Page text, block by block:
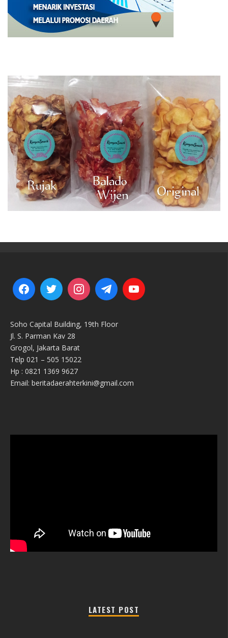
Soho Capital Building, 19th Floor
Jl. S. Parman Kav 28
Grogol, Jakarta Barat
Telp 021 – 505 15022
Hp : 0821 1369 9627
Email: beritadaerahterkini@gmail.com
LATEST POST